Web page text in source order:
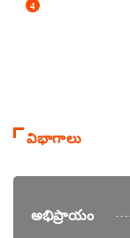
4
విభాగాలు
అభిప్రాయం